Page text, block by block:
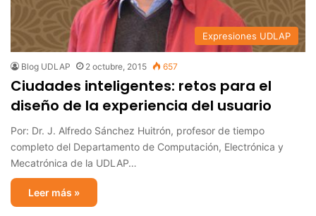
Expresiones UDLAP
Blog UDLAP 2 octubre, 2015 657
Ciudades inteligentes: retos para el
diseño de la experiencia del usuario
Por: Dr. J. Alfredo Sánchez Huitrón, profesor de tiempo
completo del Departamento de Computación, Electrónica y
Mecatrónica de la UDLAP…
Leer más »